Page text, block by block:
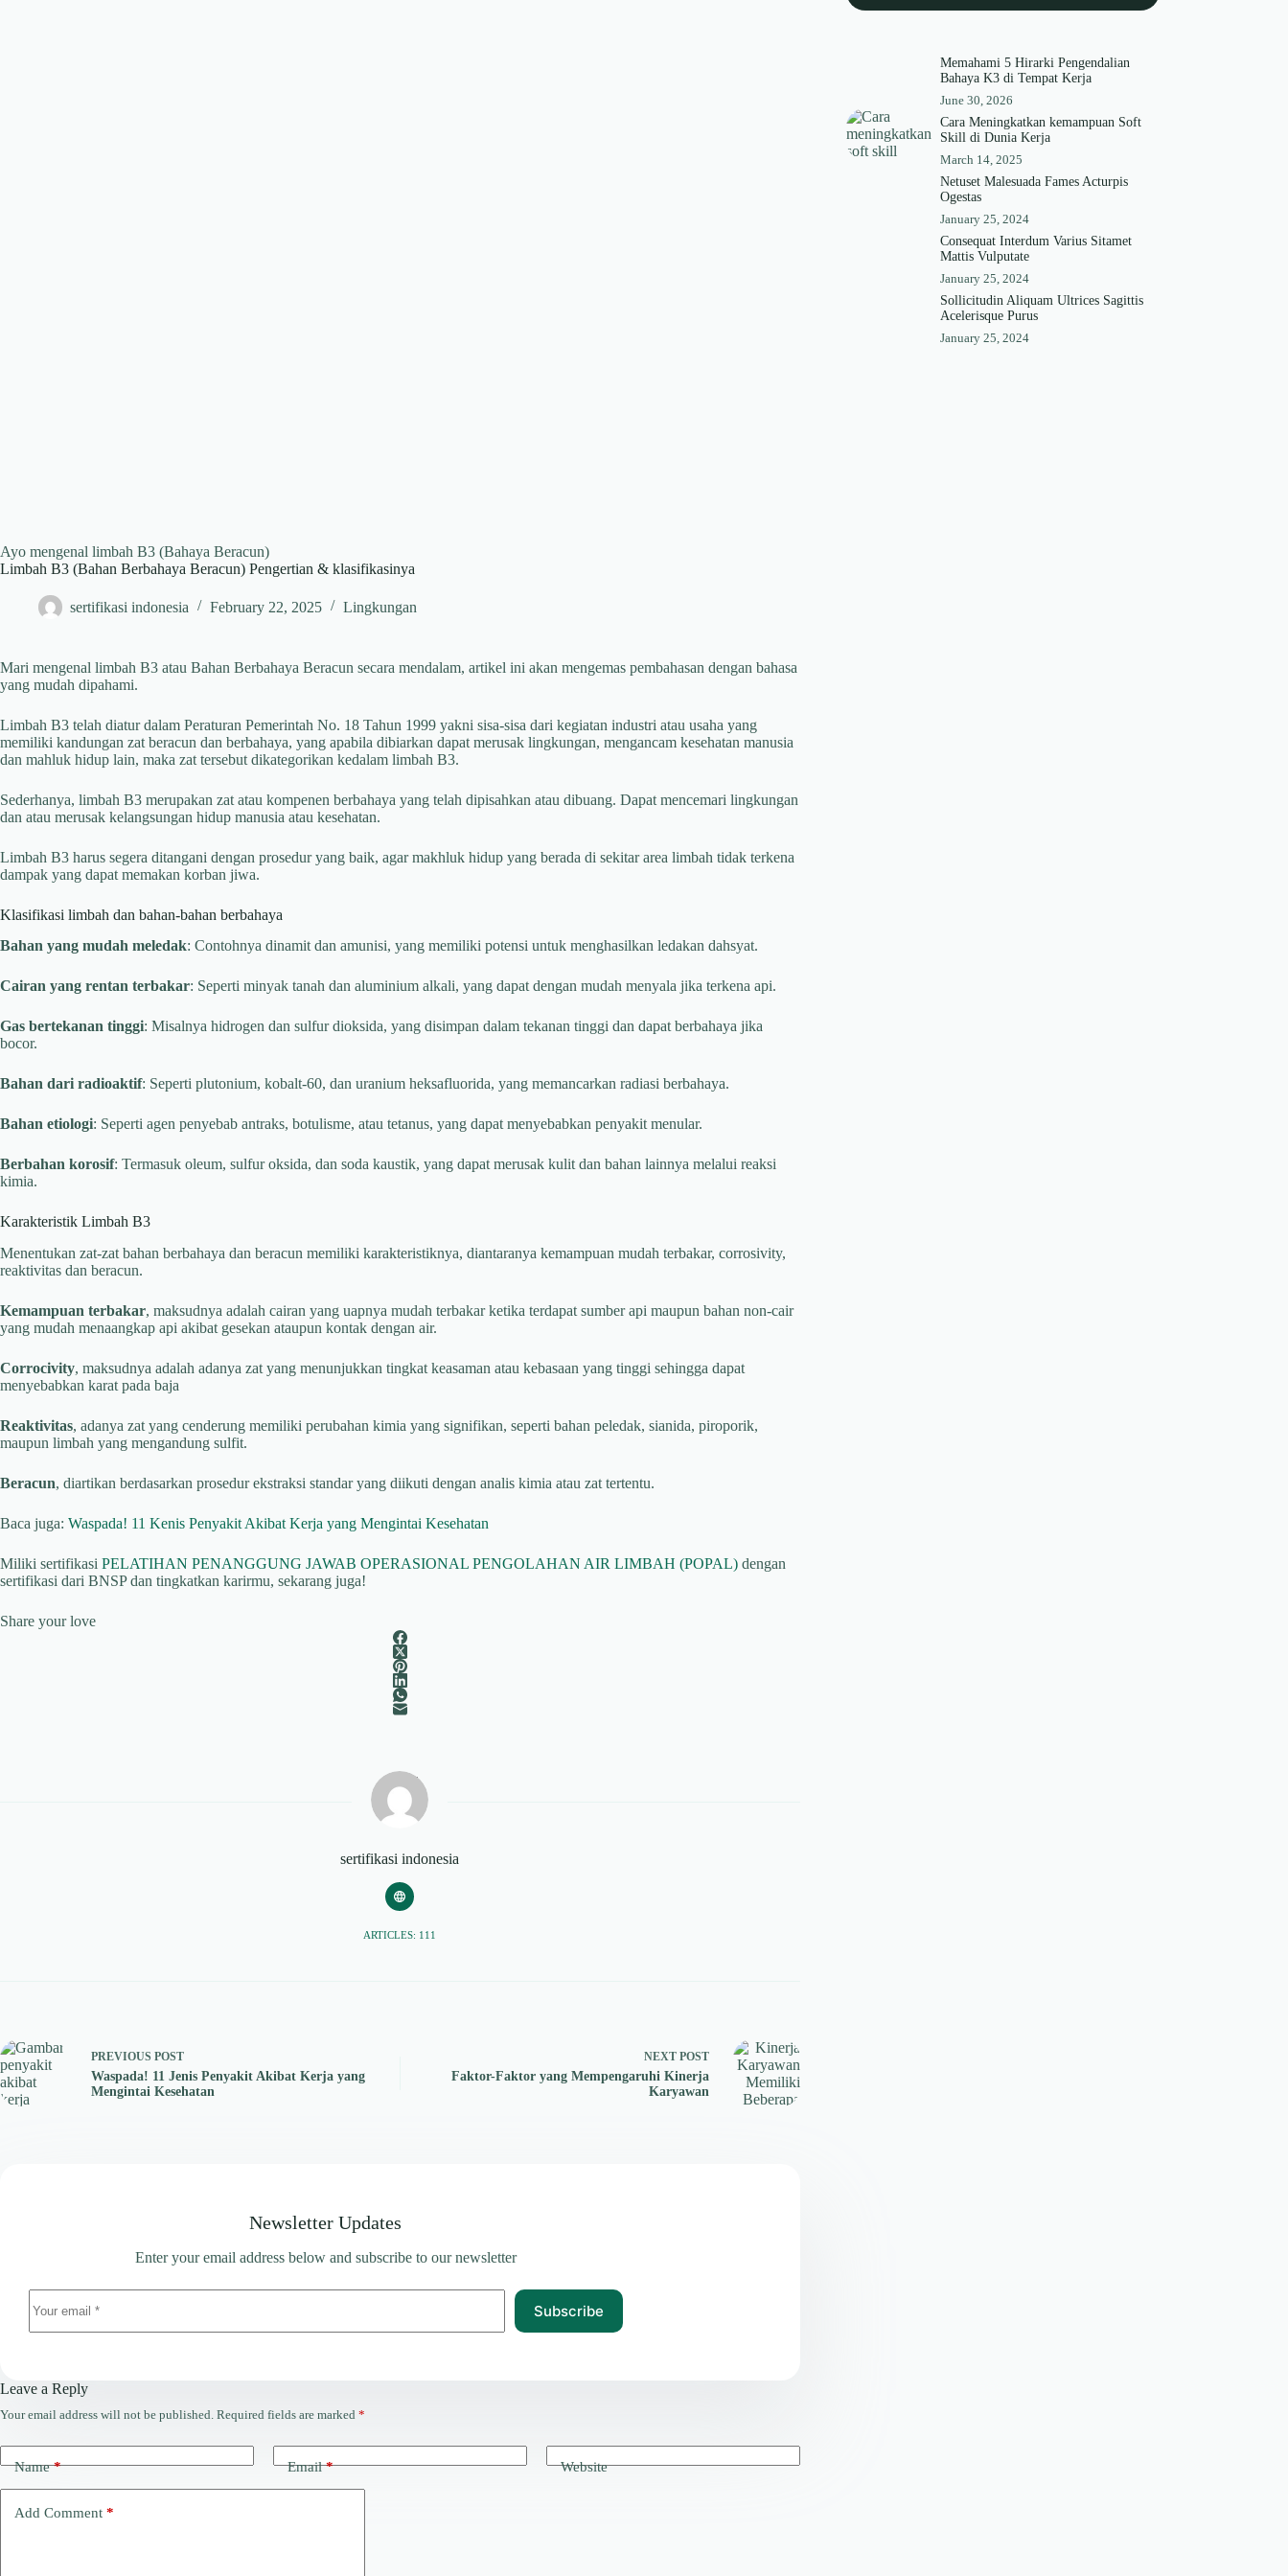
Ayo mengenal limbah B3 (Bahaya Beracun)
Limbah B3 (Bahan Berbahaya Beracun) Pengertian & klasifikasinya
sertifikasi indonesia February 22, 2025 Lingkungan
Mari mengenal limbah B3 atau Bahan Berbahaya Beracun secara mendalam, artikel ini akan mengemas pembahasan dengan bahasa
yang mudah dipahami.
Limbah B3 telah diatur dalam Peraturan Pemerintah No. 18 Tahun 1999 yakni sisa-sisa dari kegiatan industri atau usaha yang
memiliki kandungan zat beracun dan berbahaya, yang apabila dibiarkan dapat merusak lingkungan, mengancam kesehatan manusia
dan mahluk hidup lain, maka zat tersebut dikategorikan kedalam limbah B3.
Sederhanya, limbah B3 merupakan zat atau kompenen berbahaya yang telah dipisahkan atau dibuang. Dapat mencemari lingkungan
dan atau merusak kelangsungan hidup manusia atau kesehatan.
Limbah B3 harus segera ditangani dengan prosedur yang baik, agar makhluk hidup yang berada di sekitar area limbah tidak terkena
dampak yang dapat memakan korban jiwa.
Klasifikasi limbah dan bahan-bahan berbahaya
Bahan yang mudah meledak: Contohnya dinamit dan amunisi, yang memiliki potensi untuk menghasilkan ledakan dahsyat.
Cairan yang rentan terbakar: Seperti minyak tanah dan aluminium alkali, yang dapat dengan mudah menyala jika terkena api.
Gas bertekanan tinggi: Misalnya hidrogen dan sulfur dioksida, yang disimpan dalam tekanan tinggi dan dapat berbahaya jika
bocor.
Bahan dari radioaktif: Seperti plutonium, kobalt-60, dan uranium heksafluorida, yang memancarkan radiasi berbahaya.
Bahan etiologi: Seperti agen penyebab antraks, botulisme, atau tetanus, yang dapat menyebabkan penyakit menular.
Berbahan korosif: Termasuk oleum, sulfur oksida, dan soda kaustik, yang dapat merusak kulit dan bahan lainnya melalui reaksi
kimia.
Karakteristik Limbah B3
Menentukan zat-zat bahan berbahaya dan beracun memiliki karakteristiknya, diantaranya kemampuan mudah terbakar, corrosivity,
reaktivitas dan beracun.
Kemampuan terbakar, maksudnya adalah cairan yang uapnya mudah terbakar ketika terdapat sumber api maupun bahan non-cair
yang mudah menaangkap api akibat gesekan ataupun kontak dengan air.
Corrocivity, maksudnya adalah adanya zat yang menunjukkan tingkat keasaman atau kebasaan yang tinggi sehingga dapat
menyebabkan karat pada baja
Reaktivitas, adanya zat yang cenderung memiliki perubahan kimia yang signifikan, seperti bahan peledak, sianida, piroporik,
maupun limbah yang mengandung sulfit.
Beracun, diartikan berdasarkan prosedur ekstraksi standar yang diikuti dengan analis kimia atau zat tertentu.
Baca juga: Waspada! 11 Kenis Penyakit Akibat Kerja yang Mengintai Kesehatan
Miliki sertifikasi PELATIHAN PENANGGUNG JAWAB OPERASIONAL PENGOLAHAN AIR LIMBAH (POPAL) dengan
sertifikasi dari BNSP dan tingkatkan karirmu, sekarang juga!
Share your love
sertifikasi indonesia
ARTICLES: 111
PREVIOUS POST
Waspada! 11 Jenis Penyakit Akibat Kerja yang
Mengintai Kesehatan
NEXT POST
Faktor-Faktor yang Mempengaruhi Kinerja
Karyawan
Newsletter Updates
Enter your email address below and subscribe to our newsletter
Subscribe
Leave a Reply
Your email address will not be published. Required fields are marked *
Name* Email* Website
Add Comment *
Memahami 5 Hirarki Pengendalian
Bahaya K3 di Tempat Kerja
June 30, 2026
Cara Meningkatkan kemampuan Soft
Skill di Dunia Kerja
March 14, 2025
Netuset Malesuada Fames Acturpis
Ogestas
January 25, 2024
Consequat Interdum Varius Sitamet
Mattis Vulputate
January 25, 2024
Sollicitudin Aliquam Ultrices Sagittis
Acelerisque Purus
January 25, 2024